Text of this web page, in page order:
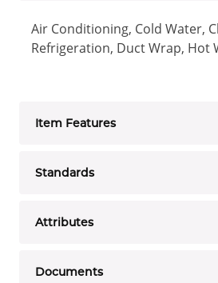
Air Conditioning, Cold Water,
Refrigeration, Duct Wrap, Hot
Item Features
Standards
Attributes
Documents